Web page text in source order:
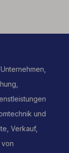
und
Verkauf,
von